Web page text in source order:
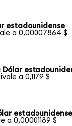
estadounidense
a 0,00007864 $
Dólar
a 0,1179 $
estadounidense
a 0,00001189 $